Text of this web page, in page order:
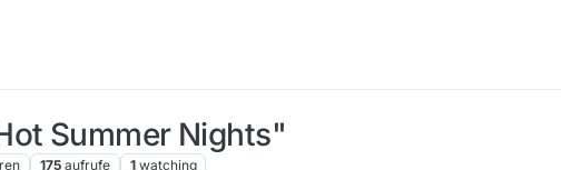
Summer Nights"
175 aufrufe 1 watching